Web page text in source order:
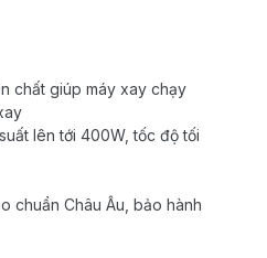
chất giúp máy xay chạy
lên tới 400W, tốc độ tối
chuẩn Châu Âu, bảo hành